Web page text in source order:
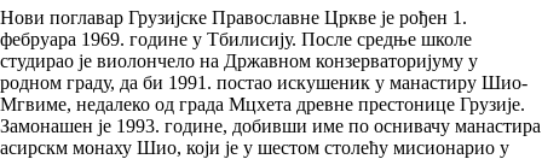
Нови поглавар Грузијске Православне Цркве је рођен 1.
фебруара 1969. године у Тбилисију. После средње школе
студирао је виолончело на Државном конзерваторијуму у
родном граду, да би 1991. постао искушеник у манастиру Шио-
Мгвиме, недалеко од града Мцхета древне престонице Грузије.
Замонашен је 1993. године, добивши име по оснивачу манaстира
асирскм монаху Шио, који је у шестом столећу мисионарио у